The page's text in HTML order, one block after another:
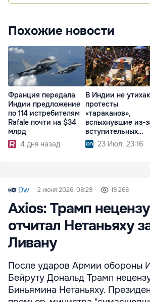
Похожие новости
Франция передала
Индии предложение
по 114 истребителям
Rafale почти на $34
млрд
4 дня назад
В Индии не
протесты
«тараканов»,
вспыхнувшие из-
вступительных
экзаменов
23 Июл. 23:16
Dw 2 июня 2026, 08:29 19 268
Axios: Трамп
отчитал Нетаньяху
Ливану
После ударов Армии обороны
Бейруту Дональд Трамп
Биньямина Нетаньяху.